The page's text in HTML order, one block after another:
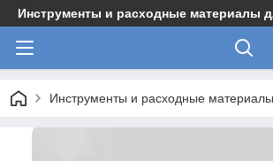
Инструменты и расходные материалы
Инструменты и расходные